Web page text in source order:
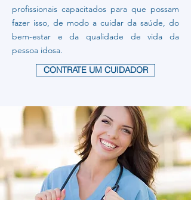
profissionais capacitados para que possam
fazer isso, de modo a cuidar da saúde, do
bem-estar e da qualidade de vida da
pessoa idosa.
CONTRATE UM CUIDADOR